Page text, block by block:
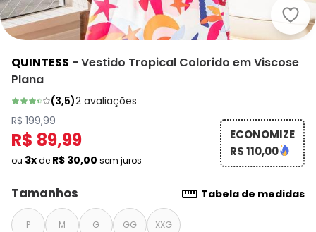
QUINTESS - Vestido Tropical Colorido em Viscose
Plana
(3,5)2 avaliações
R$ 199,99
R$ 89,99
ou 3xde R$ 30,00 sem juros
ECONOMIZE
R$ 110,00
Tamanhos Tabela de medidas
P M G GG XXG